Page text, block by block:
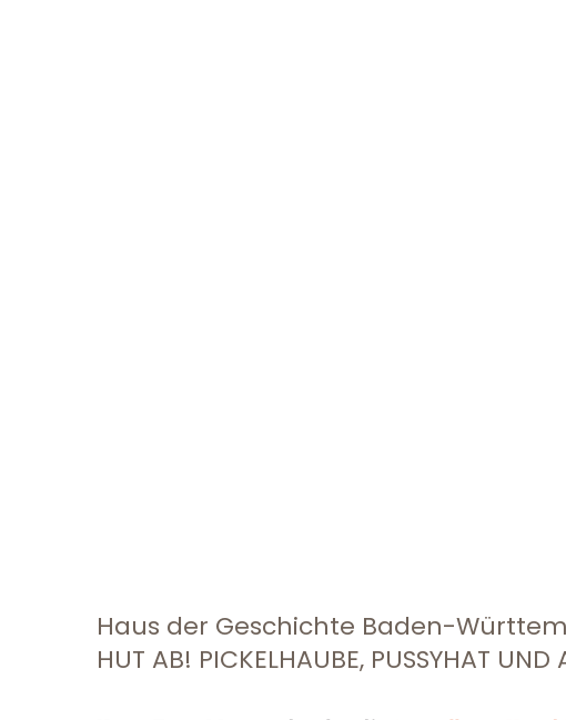
Haus der Geschichte Baden-
HUT AB! PICKELHAUBE, PUSSYHAT UND